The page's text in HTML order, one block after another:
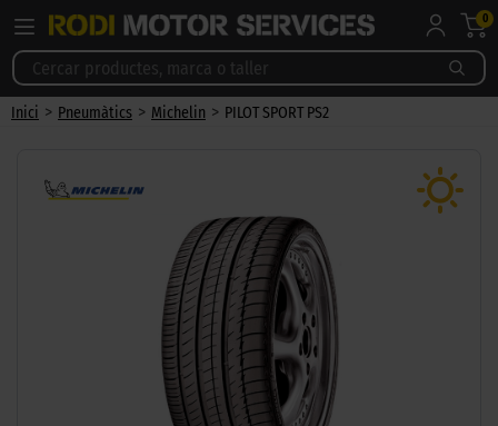
0
Inici > Pneumàtics > Michelin > PILOT SPORT PS2